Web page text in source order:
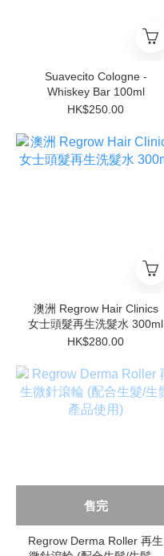
Suavecito Cologne -
Whiskey Bar 100ml
HK$250.00
澳洲 Regrow Hair Clinics
女士頭髮再生洗髮水 300ml
HK$280.00
售完
Regrow Derma Roller 再生